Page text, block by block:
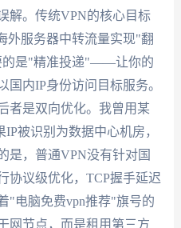
解。传统VPN的核心目标
外服务器中转流量实现"翻
的是"精准投递"——让你的
内IP身份访问目标服务。
者是双向优化。我曾用某
被识别为数据中心机房，
是，普通VPN没有针对国
协议级优化，TCP握手延迟
"电脑免费vpn推荐"旗号的
网节点，而是租用第三方